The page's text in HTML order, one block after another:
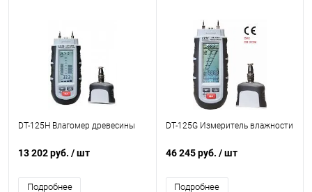
DT-125H Влагомер древесины
13 202 руб. / шт
Подробнее
DT-125G Измеритель влажности
46 245 руб. / шт
Подробнее